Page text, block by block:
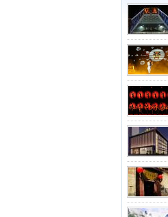
微笑泰国6
经回传确
号为：
哥、巴戎
金边大皇
张已经回
单编号为
5张已经回
订单编号
滩岛尊享
印电子票
330。